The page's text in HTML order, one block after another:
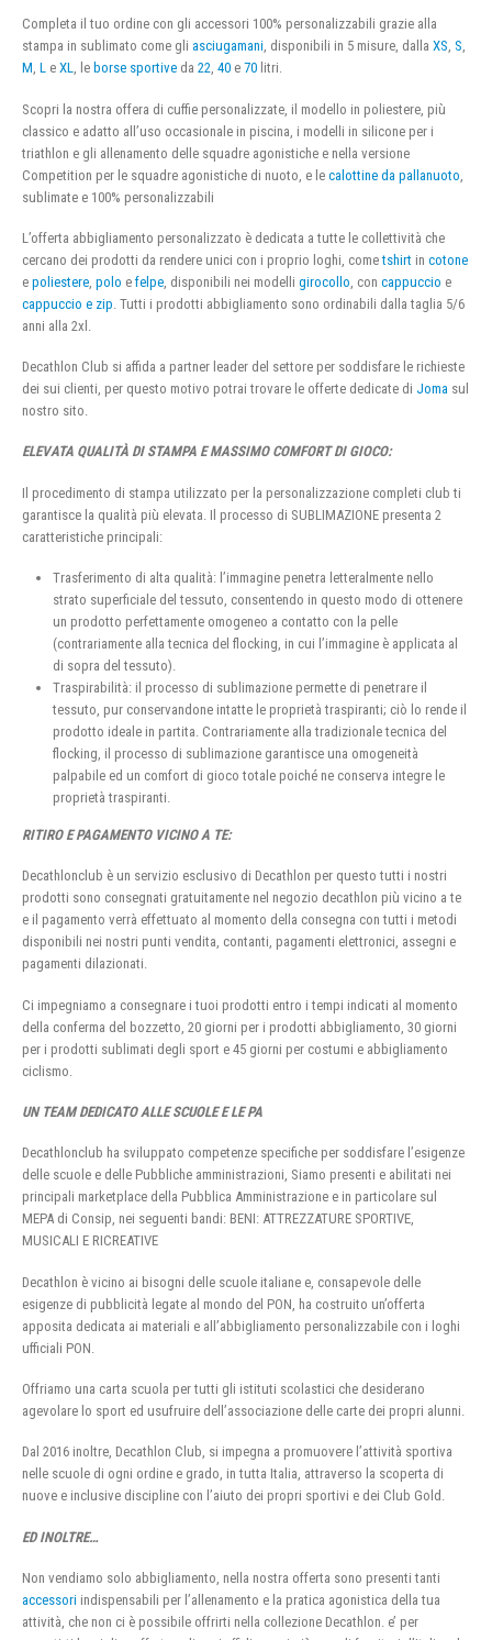
Completa il tuo ordine con gli accessori 100% personalizzabili grazie alla
stampa in sublimato come gli asciugamani, disponibili in 5 misure, dalla XS, S,
M, L e XL, le borse sportive da 22, 40 e 70 litri.
Scopri la nostra offera di cuffie personalizzate, il modello in poliestere, più
classico e adatto all’uso occasionale in piscina, i modelli in silicone per i
triathlon e gli allenamento delle squadre agonistiche e nella versione
Competition per le squadre agonistiche di nuoto, e le calottine da pallanuoto
sublimate e 100% personalizzabili
L’offerta abbigliamento personalizzato è dedicata a tutte le collettività che
cercano dei prodotti da rendere unici con i proprio loghi, cometshirt in cotone
e poliestere polo e felpe , disponibili nei modelli girocollo , con cappuccio e
cappuccio e zip . Tutti i prodotti abbigliamento sono ordinabili dalla taglia 5/6
anni alla 2xl.
Decathlon Club si affida a partner leader del settore per soddisfare le richieste
dei sui clienti, per questo motivo potrai trovare le offerte dedicate di Joma sul
nostro sito.
ELEVATA QUALITÀ DI STAMPA E MASSIMO COMFORT DI GIOCO:
Il procedimento di stampa utilizzato per la personalizzazione completi club ti
garantisce la qualità più elevata. Il processo di SUBLIMAZIONE presenta 2
caratteristiche principali:
Trasferimento di alta qualità: l’immagine penetra letteralmente nello
strato superficiale del tessuto, consentendo in questo modo di ottenere
un prodotto perfettamente omogeneo a contatto con la pelle
(contrariamente alla tecnica del flocking, in cui l’immagine è applicata al
di sopra del tessuto).
Traspirabilità: il processo di sublimazione permette di penetrare il
tessuto, pur conservandone intatte le proprietà traspiranti; ciò lo rende il
prodotto ideale in partita. Contrariamente alla tradizionale tecnica del
flocking, il processo di sublimazione garantisce una omogeneità
palpabile ed un comfort di gioco totale poiché ne conserva integre le
proprietà traspiranti.
RITIRO E PAGAMENTO VICINO A TE:
Decathlonclub è un servizio esclusivo di Decathlon per questo tutti i nostri
prodotti sono consegnati gratuitamente nel negozio decathlon più vicino a te
e il pagamento verrà effettuato al momento della consegna con tutti i metodi
disponibili nei nostri punti vendita, contanti, pagamenti elettronici, assegni e
pagamenti dilazionati.
Ci impegniamo a consegnare i tuoi prodotti entro i tempi indicati al momento
della conferma del bozzetto, 20 giorni per i prodotti abbigliamento, 30 giorni
per i prodotti sublimati degli sport e 45 giorni per costumi e abbigliamento
ciclismo.
UN TEAM DEDICATO ALLE SCUOLE E LE PA
Decathlonclub ha sviluppato competenze specifiche per soddisfare l’esigenze
delle scuole e delle Pubbliche amministrazioni, Siamo presenti e abilitati nei
principali marketplace della Pubblica Amministrazione e in particolare sul
MEPA di Consip, nei seguenti bandi: BENI: ATTREZZATURE SPORTIVE,
MUSICALI E RICREATIVE
Decathlon è vicino ai bisogni delle scuole italiane e, consapevole delle
esigenze di pubblicità legate al mondo del PON, ha costruito un’offerta
apposita dedicata ai materiali e all’abbigliamento personalizzabile con i loghi
ufficiali PON.
Offriamo una carta scuola per tutti gli istituti scolastici che desiderano
agevolare lo sport ed usufruire dell’associazione delle carte dei propri alunni.
Dal 2016 inoltre, Decathlon Club, si impegna a promuovere l’attività sportiva
nelle scuole di ogni ordine e grado, in tutta Italia, attraverso la scoperta di
nuove e inclusive discipline con l’aiuto dei propri sportivi e dei Club Gold.
ED INOLTRE…
Non vendiamo solo abbigliamento, nella nostra offerta sono presenti tanti
accessori indispensabili per l’allenamento e la pratica agonistica della tua
attività, che non ci è possibile offrirti nella collezione Decathlon. e’ per